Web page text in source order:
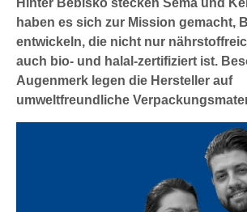
Hinter Bebisko stecken Sema und
haben es sich zur Mission gemacht,
entwickeln, die nicht nur
auch bio- und halal-zertifiziert ist.
Augenmerk legen die Hersteller auf
umweltfreundliche